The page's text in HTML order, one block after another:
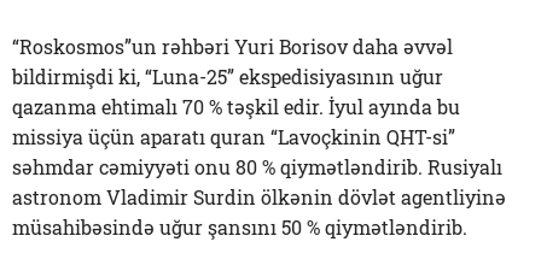
“Roskosmos”un rəhbəri Yuri Borisov daha əvvəl
bildirmişdi ki, “Luna-25” ekspedisiyasının uğur
qazanma ehtimalı 70 % təşkil edir. İyul ayında bu
missiya üçün aparatı quran “Lavoçkinin QHT-si”
səhmdar cəmiyyəti onu 80 % qiymətləndirib. Rusiyalı
astronom Vladimir Surdin ölkənin dövlət agentliyinə
müsahibəsində uğur şansını 50 % qiymətləndirib.